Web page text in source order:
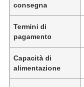
consegna
Termini di
pagamento
Capacità di
alimentazione